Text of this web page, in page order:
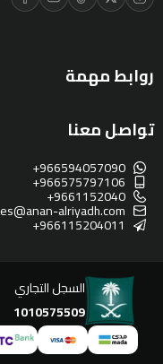
روابط مهمة
تواصل معنا
+966594057090
+966575797106
+9661152040
alriyadh.com
+966115204011
السجل التجاري
1010575509